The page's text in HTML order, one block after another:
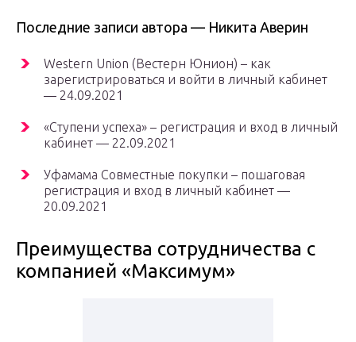
Последние записи автора — Никита Аверин
Western Union (Вестерн Юнион) – как
зарегистрироваться и войти в личный кабинет
— 24.09.2021
«Ступени успеха» – регистрация и вход в личный
кабинет — 22.09.2021
Уфамама Совместные покупки – пошаговая
регистрация и вход в личный кабинет —
20.09.2021
Преимущества сотрудничества с
компанией «Максимум»